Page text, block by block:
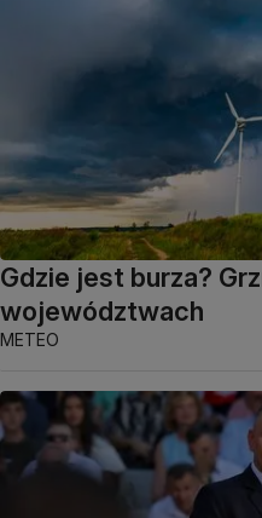
Gdzie jest burza?
województwach
METEO